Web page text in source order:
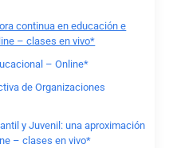
continua en educación e
– clases en vivo*
– Online*
de Organizaciones
y Juvenil: una aproximación
– clases en vivo*